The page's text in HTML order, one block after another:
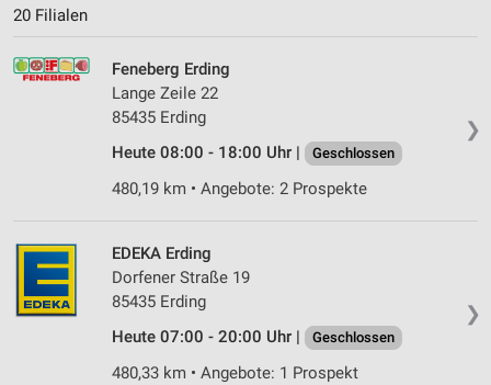
20 Filialen
❯
Feneberg Erding
Lange Zeile 22
85435 Erding
Heute 08:00 - 18:00 Uhr |
Geschlossen
480,19 km • Angebote: 2 Prospekte
❯
EDEKA Erding
Dorfener Straße 19
85435 Erding
Heute 07:00 - 20:00 Uhr |
Geschlossen
480,33 km • Angebote: 1 Prospekt